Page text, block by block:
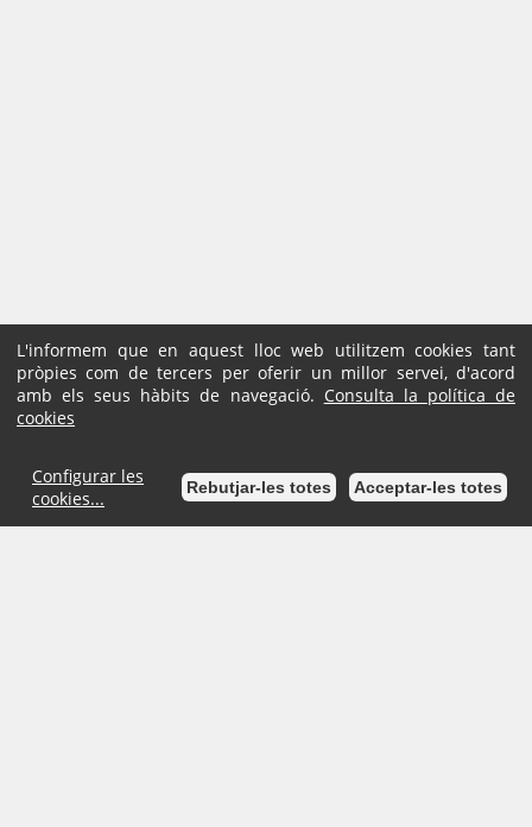
L'informem que en aquest lloc web utilitzem cookies tant
pròpies com de tercers per oferir un millor servei, d'acord
amb els seus hàbits de navegació. Consulta la política de
cookies
Configurar les
cookies...
Rebutjar-les totes Acceptar-les totes